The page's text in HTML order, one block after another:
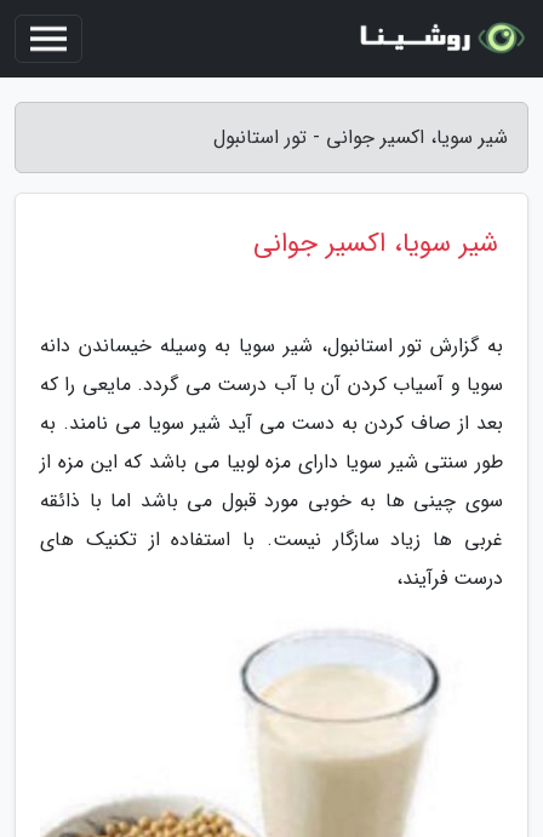
شیر سویا، اکسیر جوانی - تور استانبول
شیر سویا، اکسیر جوانی
به گزارش تور استانبول، شیر سویا به وسیله خیساندن دانه
سویا و آسیاب کردن آن با آب درست می گردد. مایعی را که
بعد از صاف کردن به دست می آید شیر سویا می نامند. به
طور سنتی شیر سویا دارای مزه لوبیا می باشد که این مزه از
سوی چینی ها به خوبی مورد قبول می باشد اما با ذائقه
غربی ها زیاد سازگار نیست. با استفاده از تکنیک های
درست فرآیند،